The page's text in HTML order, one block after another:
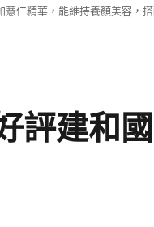
仁精華，能維持養顏美容，
評建和